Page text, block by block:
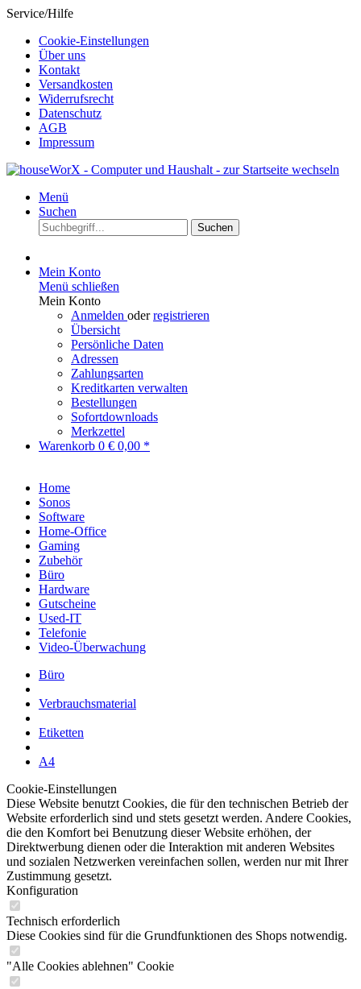
Service/Hilfe
Cookie-Einstellungen
Über uns
Kontakt
Versandkosten
Widerrufsrecht
Datenschutz
AGB
Impressum
Menü
Suchen
Suchen
Mein Konto
Menü schließen
Mein Konto
Anmelden oderregistrieren
Übersicht
Persönliche Daten
Adressen
Zahlungsarten
Kreditkarten verwalten
Bestellungen
Sofortdownloads
Merkzettel
Warenkorb 0 € 0,00 *
Home
Sonos
Software
Home-Office
Gaming
Zubehör
Büro
Hardware
Gutscheine
Used-IT
Telefonie
Video-Überwachung
Büro
Verbrauchsmaterial
Etiketten
A4
Cookie-Einstellungen
Diese Website benutzt Cookies, die für den technischen Betrieb der
Website erforderlich sind und stets gesetzt werden. Andere Cookies,
die den Komfort bei Benutzung dieser Website erhöhen, der
Direktwerbung dienen oder die Interaktion mit anderen Websites
und sozialen Netzwerken vereinfachen sollen, werden nur mit Ihrer
Zustimmung gesetzt.
Konfiguration
Technisch erforderlich
Diese Cookies sind für die Grundfunktionen des Shops notwendig.
"Alle Cookies ablehnen" Cookie